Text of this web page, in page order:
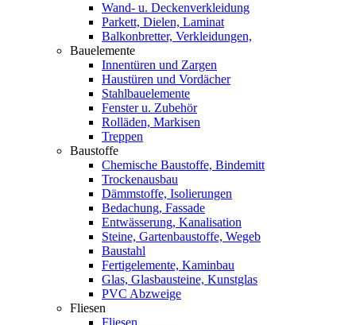
Wand- u. Deckenverkleidung
Parkett, Dielen, Laminat
Balkonbretter, Verkleidungen,
Bauelemente
Innentüren und Zargen
Haustüren und Vordächer
Stahlbauelemente
Fenster u. Zubehör
Rolläden, Markisen
Treppen
Baustoffe
Chemische Baustoffe, Bindemitt
Trockenausbau
Dämmstoffe, Isolierungen
Bedachung, Fassade
Entwässerung, Kanalisation
Steine, Gartenbaustoffe, Wegeb
Baustahl
Fertigelemente, Kaminbau
Glas, Glasbausteine, Kunstglas
PVC Abzweige
Fliesen
Fliesen